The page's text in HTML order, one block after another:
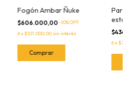
Fogón Ambar Ñuke
$606.000,00 -10% OFF
6x$101.000,00sin interés
6x